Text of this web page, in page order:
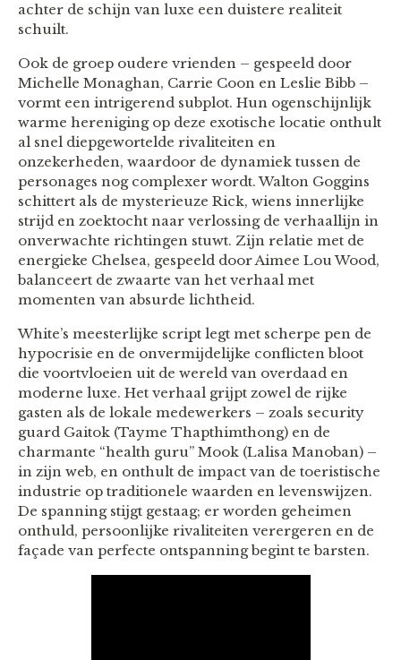
achter de schijn van luxe een duistere realiteit
schuilt.
Ook de groep oudere vrienden – gespeeld door
Michelle Monaghan, Carrie Coon en Leslie Bibb –
vormt een intrigerend subplot. Hun ogenschijnlijk
warme hereniging op deze exotische locatie onthult
al snel diepgewortelde rivaliteiten en
onzekerheden, waardoor de dynamiek tussen de
personages nog complexer wordt. Walton Goggins
schittert als de mysterieuze Rick, wiens innerlijke
strijd en zoektocht naar verlossing de verhaallijn in
onverwachte richtingen stuwt. Zijn relatie met de
energieke Chelsea, gespeeld door Aimee Lou Wood,
balanceert de zwaarte van het verhaal met
momenten van absurde lichtheid.
White’s meesterlijke script legt met scherpe pen de
hypocrisie en de onvermijdelijke conflicten bloot
die voortvloeien uit de wereld van overdaad en
moderne luxe. Het verhaal grijpt zowel de rijke
gasten als de lokale medewerkers – zoals security
guard Gaitok (Tayme Thapthimthong) en de
charmante “health guru” Mook (Lalisa Manoban) –
in zijn web, en onthult de impact van de toeristische
industrie op traditionele waarden en levenswijzen.
De spanning stijgt gestaag; er worden geheimen
onthuld, persoonlijke rivaliteiten verergeren en de
façade van perfecte ontspanning begint te barsten.